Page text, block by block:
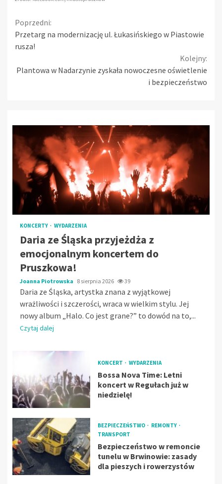
Continue
Reading
Poprzedni:
Przetarg na modernizację ul. Łukasińskiego w Piastowie
rusza!
Kolejny:
Plantowa w Nadarzynie zyskała nowoczesne oświetlenie
i bezpieczeństwo
KONCERTY WYDARZENIA
Daria ze Śląska przyjeżdża z
emocjonalnym koncertem do
Pruszkowa!
Joanna Piotrowska 8 sierpnia 2026 39
Daria ze Śląska, artystka znana z wyjątkowej
wrażliwości i szczerości, wraca w wielkim stylu. Jej
nowy album „Halo. Co jest grane?” to dowód na to,...
Czytaj dalej
KONCERT WYDARZENIA
Bossa Nova Time: Letni
koncert w Regułach już w
niedzielę!
BEZPIECZEŃSTWO
REMONTY
TRANSPORT
Bezpieczeństwo w remoncie
tunelu w Brwinowie: zasady
dla pieszych i rowerzystów